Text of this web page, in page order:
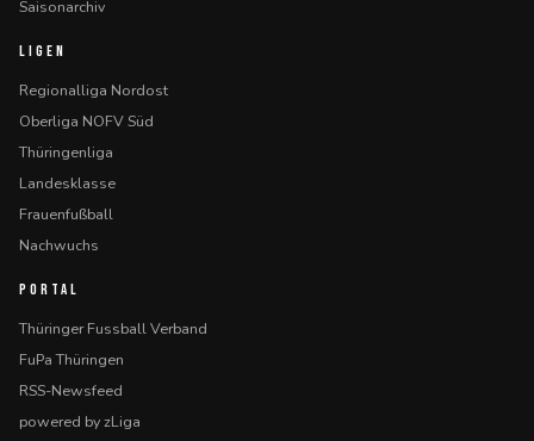
Saisonarchiv
LIGEN
Regionalliga Nordost
Oberliga NOFV Süd
Thüringenliga
Landesklasse
Frauenfußball
Nachwuchs
PORTAL
Thüringer Fussball Verband
FuPa Thüringen
RSS-Newsfeed
powered by zLiga